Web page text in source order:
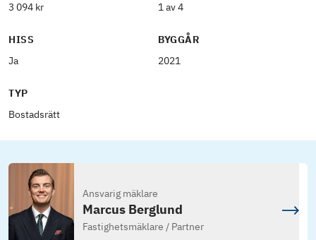
3 094 kr
1 av 4
HISS
Ja
BYGGÅR
2021
TYP
Bostadsrätt
Ansvarig mäklare
Marcus Berglund
Fastighetsmäklare / Partner